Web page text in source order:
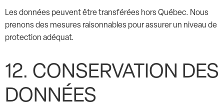
Les données peuvent être transférées hors Québec. Nous
prenons des mesures raisonnables pour assurer un niveau de
protection adéquat.
12. CONSERVATION DES
DONNÉES